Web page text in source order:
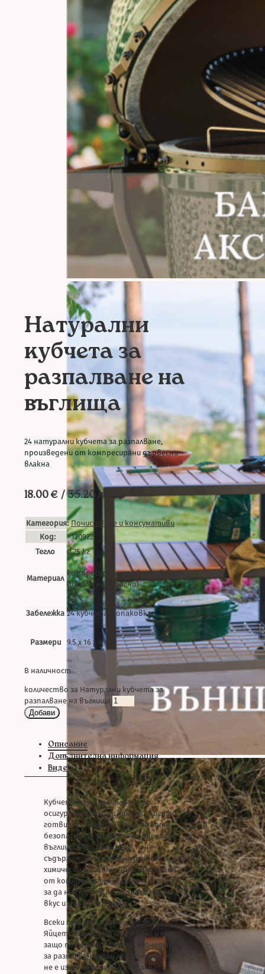
Натурални
кубчета за
разпалване на
въглища
24 натурални кубчета за разпалване,
произведени от компресирани дървесни
влакна
18.00€ / 35.20 лв.
Категория: Почистване и консумативи
Код:
120922
Тегло
0.25 кг
Материал
компресирани дървесни влакна
(изцяло натурални)
Забележка 24 кубчета в опаковка
Размери 9.5 х 16 х 4
В наличност
количество за Натурални кубчета за
разпалване на въглища
Добави
Описание
Допълнителна информация
Видео
Кубчетата за разпалване ви
осигуряват „горещ старт“, когато
готвите с Яйцето. С тях можете
безопасно да запалите дървените
въглища в Big Green Egg. Те не
съдържат запалителна течност или
химически добавки. Произведени са
от компресирани дървесни влакна,
за да не се допусне проникване на
вкус и мирис на бензин.
Всеки иска да започне работа с
Яйцето възможно най-бързо и ето
защо популярността на кубчетата
за разпалване сред любителите му
не е изненадваща. Те разпалват